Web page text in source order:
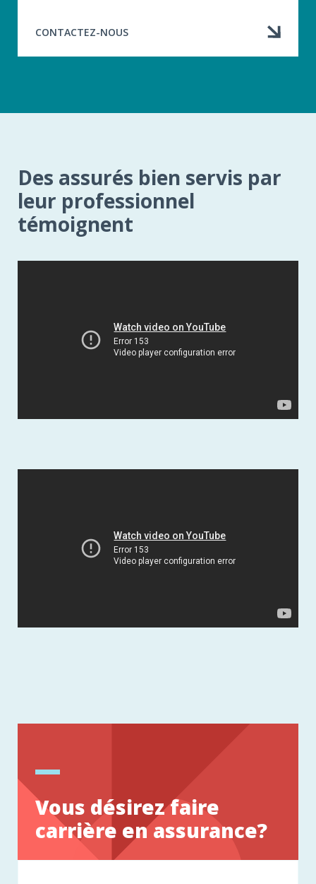
CONTACTEZ-NOUS
Des assurés bien servis par
leur professionnel
témoignent
Vous désirez faire
carrière en assurance?